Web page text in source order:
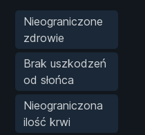
Nieograniczone
zdrowie
Brak uszkodzeń
od słońca
Nieograniczona
ilość krwi